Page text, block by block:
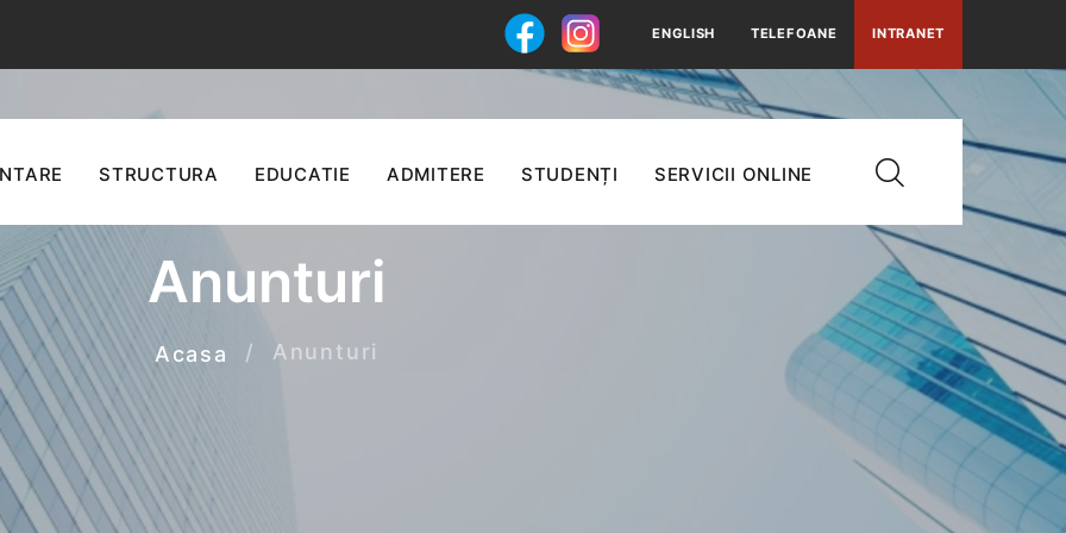
ENGLISH TELEFOANE INTRANET
STRUCTURA EDUCATIE ADMITERE STUDENȚI SERVICII ONLINE
Anunturi
Acasa Anunturi